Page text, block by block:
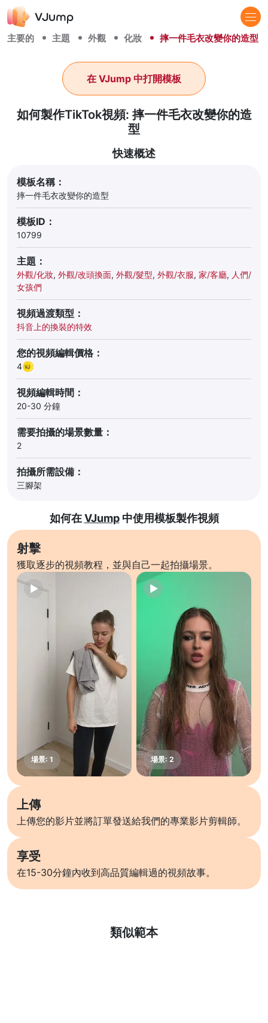
主要的 主題 外觀 化妝 摔一件毛衣改變你的造型
如何製作TikTok視頻: 摔一件毛衣改變你的造
型
在 VJump 中打開模板
快速概述
模板名稱：
摔一件毛衣改變你的造型
模板ID：
10799
主題：
外觀/化妝, 外觀/改頭換面, 外觀/髮型, 外觀/衣服, 家/客廳, 人們/
女孩們
視頻過渡類型：
抖音上的換裝的特效
您的視頻編輯價格：
4
視頻編輯時間：
20-30 分鐘
需要拍攝的場景數量：
2
拍攝所需設備：
三腳架
如何在VJump中使用模板製作視頻
射擊
獲取逐步的視頻教程，並與自己一起拍攝場景。
上傳
上傳您的影片並將訂單發送給我們的專業影片剪輯師。
享受
在15-30分鐘內收到高品質編輯過的視頻故事。
類似範本
了解更多